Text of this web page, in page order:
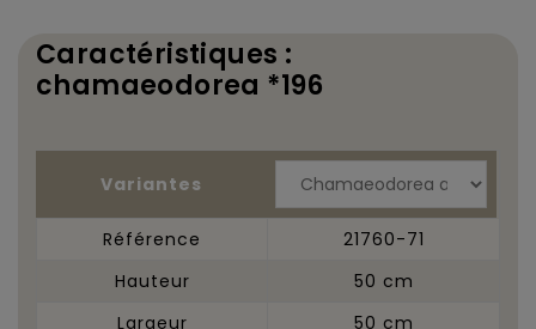
Caractéristiques :
chamaeodorea *196
Variantes
Référence
21760-71
Hauteur
50 cm
Largeur
50 cm